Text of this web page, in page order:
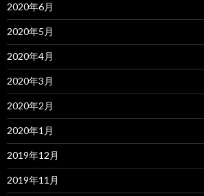
2020年6月
2020年5月
2020年4月
2020年3月
2020年2月
2020年1月
2019年12月
2019年11月